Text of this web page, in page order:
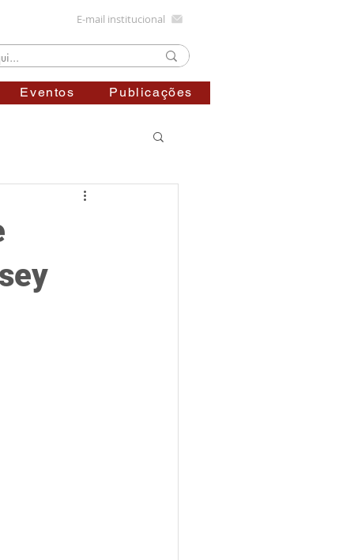
E-mail institucional
Eventos Publicações